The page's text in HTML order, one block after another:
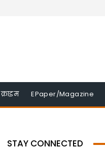
क्राइम EPaper/Magazine
STAY CONNECTED